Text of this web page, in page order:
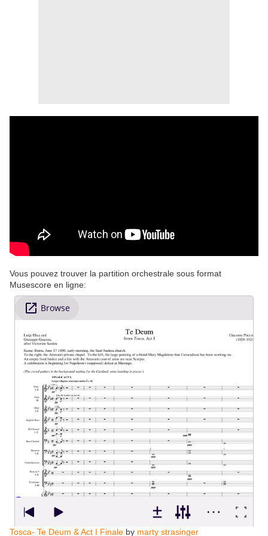
Vous pouvez trouver la partition orchestrale sous format
Musescore en ligne:
Tosca- Te Deum & Act I Finale by marty strasinger